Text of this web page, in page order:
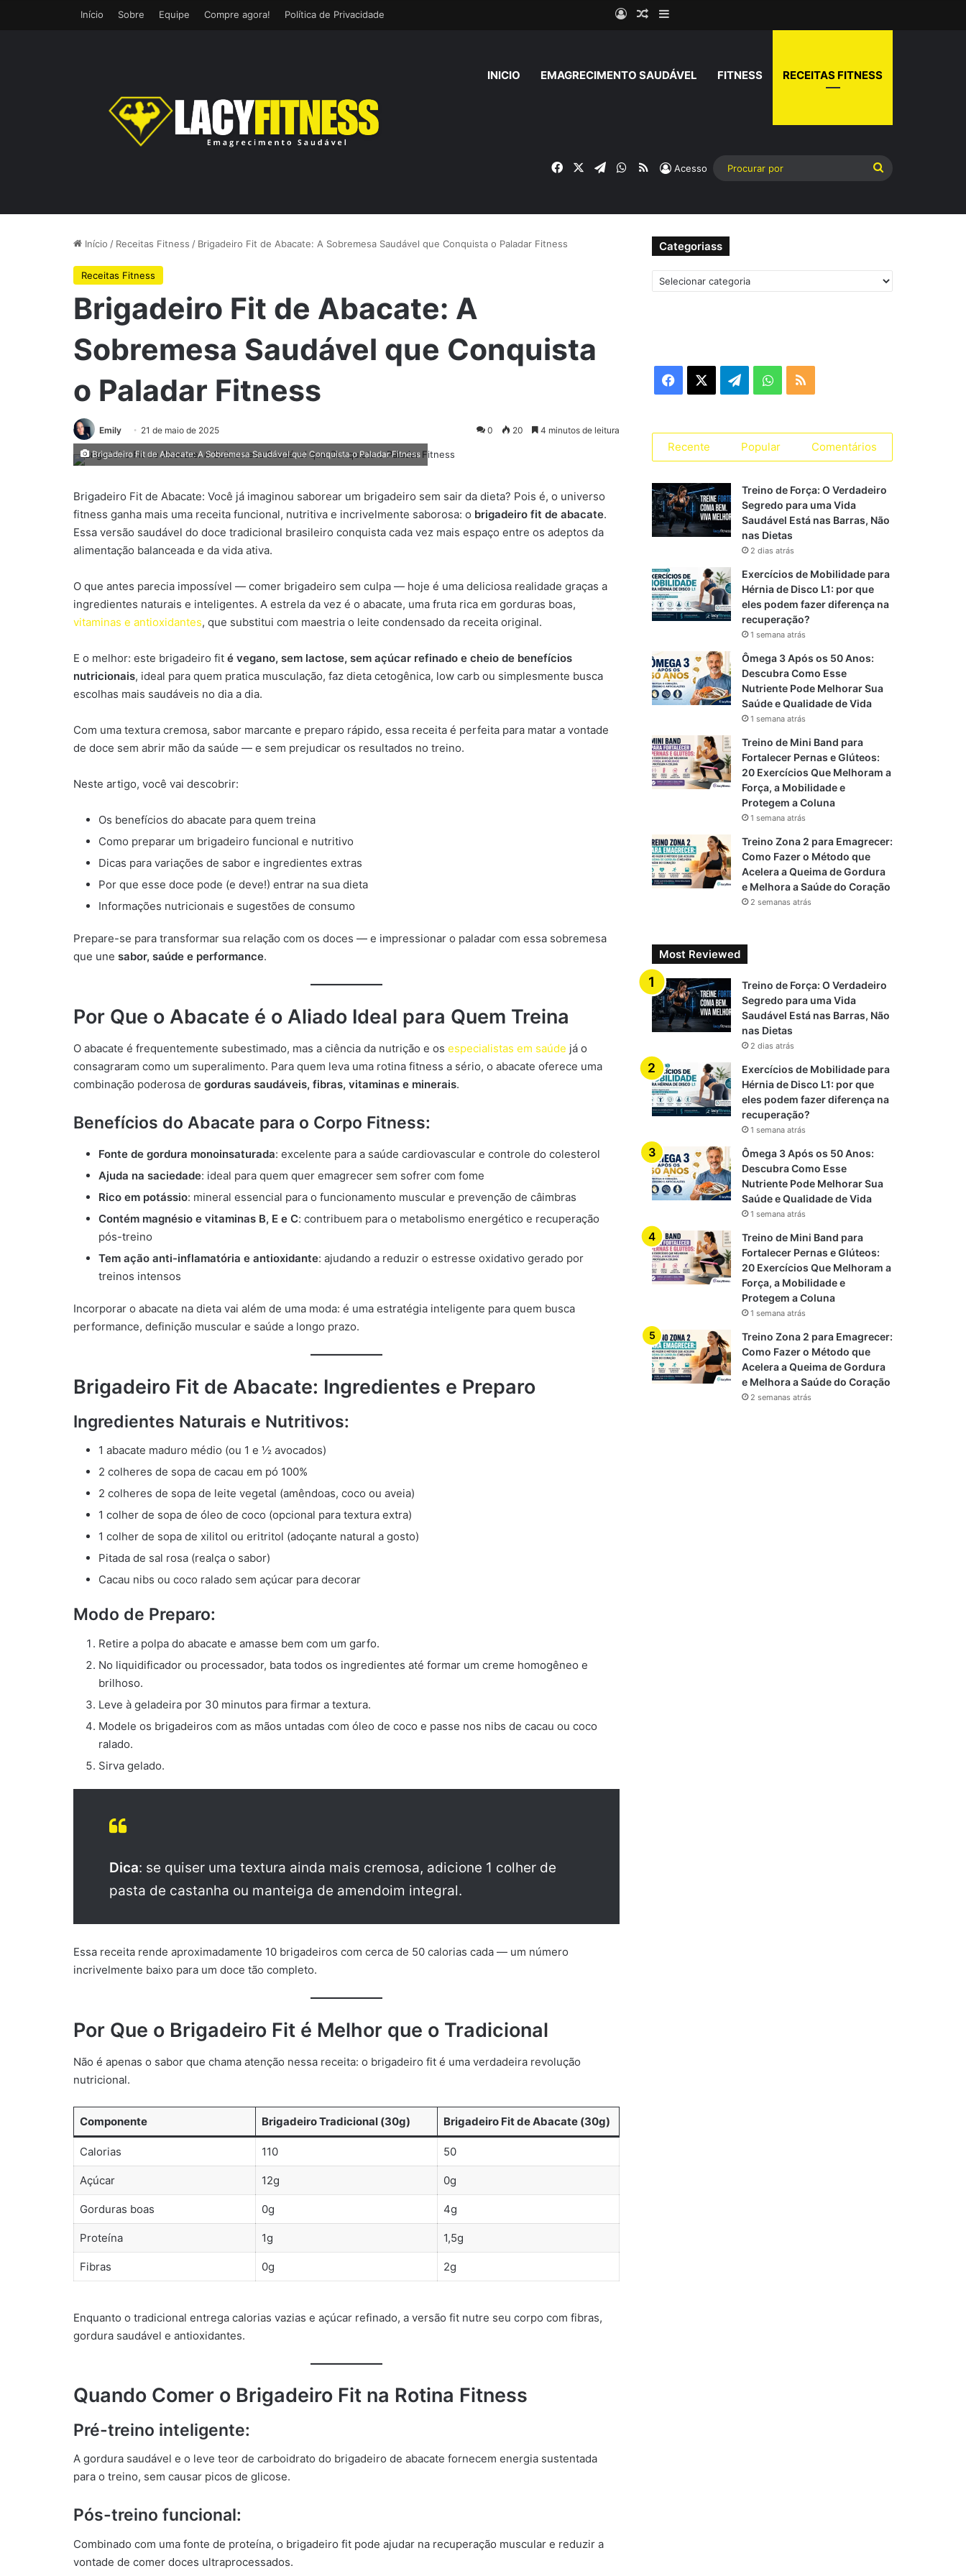
Início Sobre Equipe Compre agora! Política de Privacidade EntrarArtigo aleatório
Barra Lateral
INICIO EMAGRECIMENTO SAUDÁVEL FITNESS RECEITAS FITNESS
FacebookTelegramWhatsApp
RSS Acesso
Início / Receitas Fitness / Brigadeiro Fit de Abacate: A Sobremesa Saudável que Conquista o Paladar Fitness
Receitas Fitness
Brigadeiro Fit de Abacate: A
Sobremesa Saudável que Conquista
o Paladar Fitness
Emily 21 de maio de 2025 0 20 4 minutos de leitura
Brigadeiro Fit de Abacate: A Sobremesa Saudável que Conquista o Paladar Fitness
Brigadeiro Fit de Abacate: Você já imaginou saborear um brigadeiro sem sair da dieta? Pois é, o universo
fitness ganha mais uma receita funcional, nutritiva e incrivelmente saborosa: o brigadeiro fit de abacate.
Essa versão saudável do doce tradicional brasileiro conquista cada vez mais espaço entre os adeptos da
alimentação balanceada e da vida ativa.
O que antes parecia impossível — comer brigadeiro sem culpa — hoje é uma deliciosa realidade graças a
ingredientes naturais e inteligentes. A estrela da vez é o abacate, uma fruta rica em gorduras boas,
vitaminas e antioxidantes, que substitui com maestria o leite condensado da receita original.
E o melhor: este brigadeiro fit é vegano, sem lactose, sem açúcar refinado e cheio de benefícios
nutricionais, ideal para quem pratica musculação, faz dieta cetogênica, low carb ou simplesmente busca
escolhas mais saudáveis no dia a dia.
Com uma textura cremosa, sabor marcante e preparo rápido, essa receita é perfeita para matar a vontade
de doce sem abrir mão da saúde — e sem prejudicar os resultados no treino.
Neste artigo, você vai descobrir:
Os benefícios do abacate para quem treina
Como preparar um brigadeiro funcional e nutritivo
Dicas para variações de sabor e ingredientes extras
Por que esse doce pode (e deve!) entrar na sua dieta
Informações nutricionais e sugestões de consumo
Prepare-se para transformar sua relação com os doces — e impressionar o paladar com essa sobremesa
que une sabor, saúde e performance.
Por Que o Abacate é o Aliado Ideal para Quem Treina
O abacate é frequentemente subestimado, mas a ciência da nutrição e os especialistas em saúde já o
consagraram como um superalimento. Para quem leva uma rotina fitness a sério, o abacate oferece uma
combinação poderosa de gorduras saudáveis, fibras, vitaminas e minerais.
Benefícios do Abacate para o Corpo Fitness:
Fonte de gordura monoinsaturada: excelente para a saúde cardiovascular e controle do colesterol
Ajuda na saciedade: ideal para quem quer emagrecer sem sofrer com fome
Rico em potássio: mineral essencial para o funcionamento muscular e prevenção de câimbras
Contém magnésio e vitaminas B, E e C: contribuem para o metabolismo energético e recuperação
pós-treino
Tem ação anti-inflamatória e antioxidante: ajudando a reduzir o estresse oxidativo gerado por
treinos intensos
Incorporar o abacate na dieta vai além de uma moda: é uma estratégia inteligente para quem busca
performance, definição muscular e saúde a longo prazo.
Brigadeiro Fit de Abacate: Ingredientes e Preparo
Ingredientes Naturais e Nutritivos:
1 abacate maduro médio (ou 1 e ½ avocados)
2 colheres de sopa de cacau em pó 100%
2 colheres de sopa de leite vegetal (amêndoas, coco ou aveia)
1 colher de sopa de óleo de coco (opcional para textura extra)
1 colher de sopa de xilitol ou eritritol (adoçante natural a gosto)
Pitada de sal rosa (realça o sabor)
Cacau nibs ou coco ralado sem açúcar para decorar
Modo de Preparo:
Retire a polpa do abacate e amasse bem com um garfo.
No liquidificador ou processador, bata todos os ingredientes até formar um creme homogêneo e
brilhoso.
Leve à geladeira por 30 minutos para firmar a textura.
Modele os brigadeiros com as mãos untadas com óleo de coco e passe nos nibs de cacau ou coco
ralado.
Sirva gelado.
Dica: se quiser uma textura ainda mais cremosa, adicione 1 colher de
pasta de castanha ou manteiga de amendoim integral.
Essa receita rende aproximadamente 10 brigadeiros com cerca de 50 calorias cada — um número
incrivelmente baixo para um doce tão completo.
Por Que o Brigadeiro Fit é Melhor que o Tradicional
Não é apenas o sabor que chama atenção nessa receita: o brigadeiro fit é uma verdadeira revolução
nutricional.
Componente Brigadeiro Tradicional (30g) Brigadeiro Fit de Abacate (30g)
Calorias 110 50
Açúcar 12g 0g
Gorduras boas 0g 4g
Proteína 1g 1,5g
Fibras 0g 2g
Enquanto o tradicional entrega calorias vazias e açúcar refinado, a versão fit nutre seu corpo com fibras,
gordura saudável e antioxidantes.
Quando Comer o Brigadeiro Fit na Rotina Fitness
Pré-treino inteligente:
A gordura saudável e o leve teor de carboidrato do brigadeiro de abacate fornecem energia sustentada
para o treino, sem causar picos de glicose.
Pós-treino funcional:
Combinado com uma fonte de proteína, o brigadeiro fit pode ajudar na recuperação muscular e reduzir a
vontade de comer doces ultraprocessados.
Categoriass
Categoriass
Facebook TelegramWhatsApp
RSS
Recente Popular Comentários
Treino de Força: O Verdadeiro
Segredo para uma Vida
Saudável Está nas Barras, Não
nas Dietas
2 dias atrás
Exercícios de Mobilidade para
Hérnia de Disco L1: por que
eles podem fazer diferença na
recuperação?
1 semana atrás
Ômega 3 Após os 50 Anos:
Descubra Como Esse
Nutriente Pode Melhorar Sua
Saúde e Qualidade de Vida
1 semana atrás
Treino de Mini Band para
Fortalecer Pernas e Glúteos:
20 Exercícios Que Melhoram a
Força, a Mobilidade e
Protegem a Coluna
1 semana atrás
Treino Zona 2 para Emagrecer:
Como Fazer o Método que
Acelera a Queima de Gordura
e Melhora a Saúde do Coração
2 semanas atrás
Most Reviewed
Treino de Força: O Verdadeiro
Segredo para uma Vida
Saudável Está nas Barras, Não
nas Dietas
2 dias atrás
Exercícios de Mobilidade para
Hérnia de Disco L1: por que
eles podem fazer diferença na
recuperação?
1 semana atrás
Ômega 3 Após os 50 Anos:
Descubra Como Esse
Nutriente Pode Melhorar Sua
Saúde e Qualidade de Vida
1 semana atrás
Treino de Mini Band para
Fortalecer Pernas e Glúteos:
20 Exercícios Que Melhoram a
Força, a Mobilidade e
Protegem a Coluna
1 semana atrás
Treino Zona 2 para Emagrecer:
Como Fazer o Método que
Acelera a Queima de Gordura
e Melhora a Saúde do Coração
2 semanas atrás